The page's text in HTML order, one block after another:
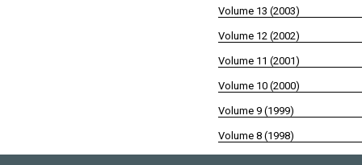
Volume 13 (2003)
Volume 12 (2002)
Volume 11 (2001)
Volume 10 (2000)
Volume 9 (1999)
Volume 8 (1998)